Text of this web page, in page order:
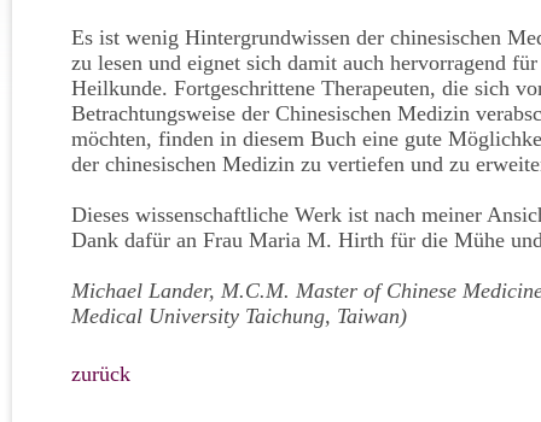
Es ist wenig Hintergrundwissen der chinesischen
zu lesen und eignet sich damit auch hervorragend
Heilkunde. Fortgeschrittene Therapeuten, die sich
Betrachtungsweise der Chinesischen Medizin
möchten, finden in diesem Buch eine gute
der chinesischen Medizin zu vertiefen und zu
Dieses wissenschaftliche Werk ist nach meiner
Dank dafür an Frau Maria M. Hirth für die Mühe
Michael Lander, M.C.M. Master of Chinese
Medical University Taichung, Taiwan)
zurück